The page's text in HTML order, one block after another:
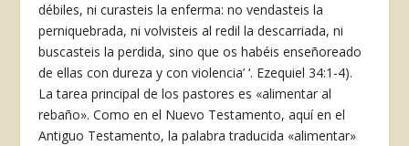
débiles, ni curasteis la enferma: no vendasteis la
perniquebrada, ni volvisteis al redil la descarriada, ni
buscasteis la perdida, sino que os habéis enseñoreado
de ellas con dureza y con violencia’ ‘. Ezequiel 34:1-4).
La tarea principal de los pastores es «alimentar al
rebaño». Como en el Nuevo Testamento, aquí en el
Antiguo Testamento, la palabra traducida «alimentar»